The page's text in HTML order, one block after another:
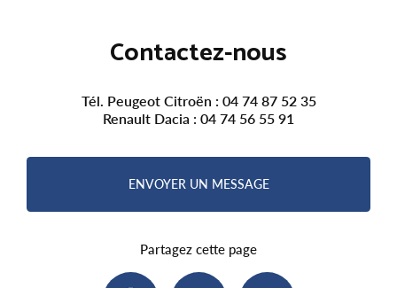
Contactez-nous
Tél. Peugeot Citroën : 04 74 87 52 35
Renault Dacia : 04 74 56 55 91
ENVOYER UN MESSAGE
Partagez cette page
Facebook